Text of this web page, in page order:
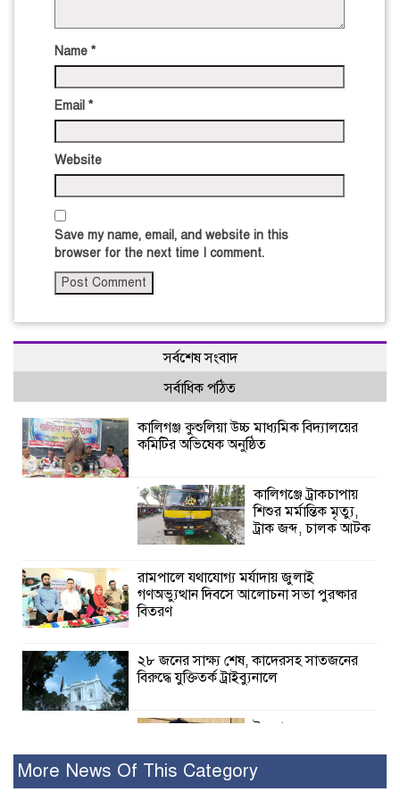
Name *
Email *
Website
Save my name, email, and website in this
browser for the next time I comment.
সর্বশেষ সংবাদ
সর্বাধিক পঠিত
কালিগঞ্জ কুশুলিয়া উচ্চ মাধ্যমিক বিদ্যালয়ের
কমিটির অভিষেক অনুষ্ঠিত
কালিগঞ্জে ট্রাকচাপায়
শিশুর মর্মান্তিক মৃত্যু,
ট্রাক জব্দ, চালক আটক
রামপালে যথাযোগ্য মর্যাদায় জুলাই
গণঅভ্যুত্থান দিবসে আলোচনা সভা পুরষ্কার
বিতরণ
২৮ জনের সাক্ষ্য শেষ, কাদেরসহ সাতজনের
বিরুদ্ধে যুক্তিতর্ক ট্রাইব্যুনালে
ইসলামের সবচেয়ে
নুর
More News Of This Category